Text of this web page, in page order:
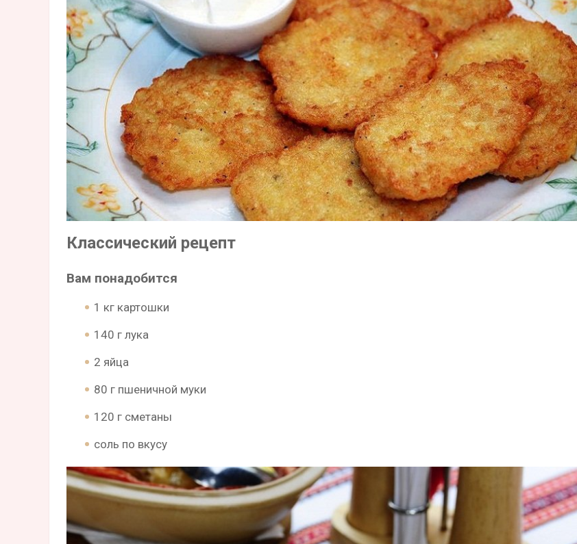
Классический рецепт
Вам понадобится
1 кг картошки
140 г лука
2 яйца
80 г пшеничной муки
120 г сметаны
соль по вкусу